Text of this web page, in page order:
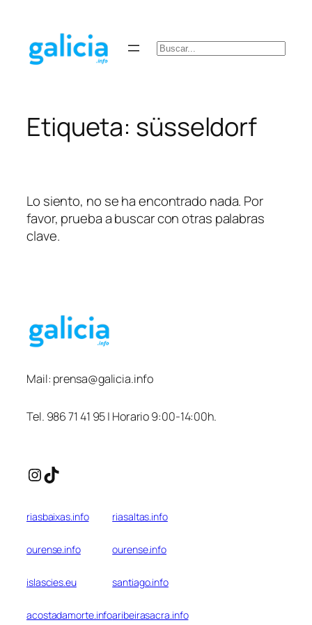
contenido
Buscar
Etiqueta: süsseldorf
Lo siento, no se ha encontrado nada. Por
favor, prueba a buscar con otras palabras
clave.
Mail: prensa@galicia.info
Tel. 986 71 41 95 | Horario 9:00-14:00h.
Instagram
TikTok
riasbaixas.info riasaltas.info
ourense.info ourense.info
islascies.eu santiago.info
acostadamorte.infoaribeirasacra.info